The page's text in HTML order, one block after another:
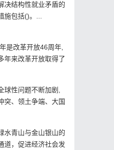
决结构性就业矛盾的
施包括()。...
是改革开放46周年,
年来改革开放取得了
球性问题不断加剧,
突、领土争端、大国
水青山与金山银山的
道，促进经济社会发